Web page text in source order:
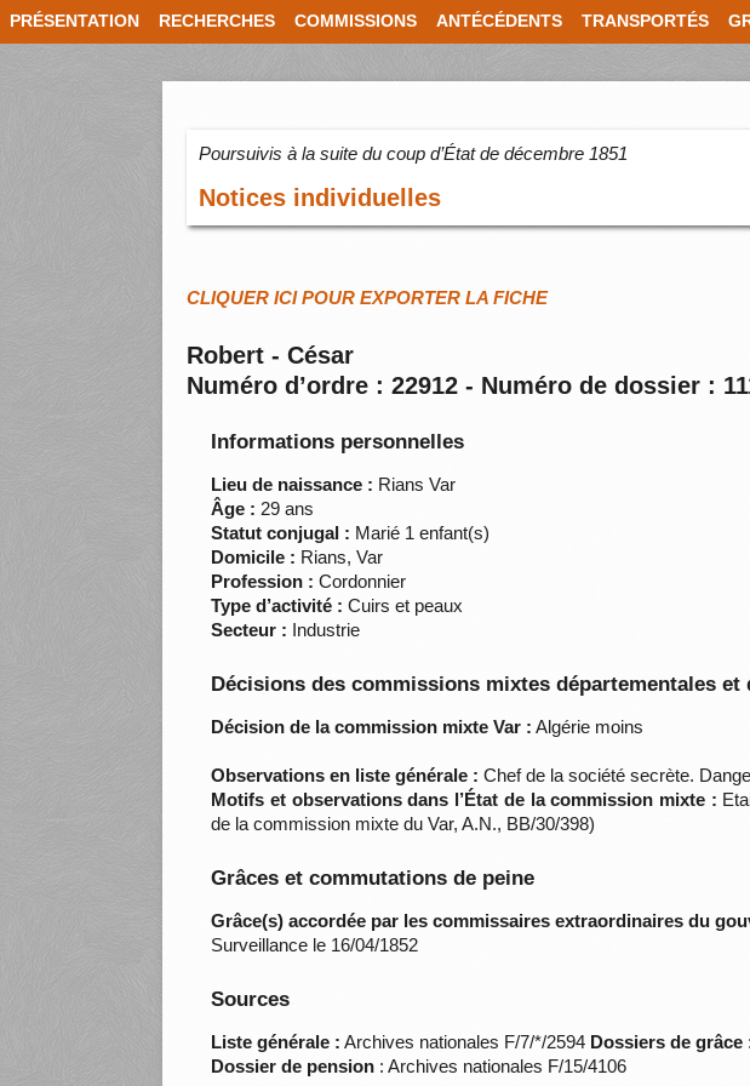
PRÉSENTATION RECHERCHES COMMISSIONS ANTÉCÉDENTS TRANSPORTÉS
Poursuivis à la suite du coup d’État de décembre 1851
Notices individuelles
CLIQUER ICI POUR EXPORTER LA FICHE
Robert - César
Numéro d’ordre : 22912 - Numéro de dossier :
Informations personnelles
Lieu de naissance : Rians Var
Âge : 29 ans
Statut conjugal : Marié 1 enfant(s)
Domicile : Rians, Var
Profession : Cordonnier
Type d’activité : Cuirs et peaux
Secteur : Industrie
Décisions des commissions mixtes départementales
Décision de la commission mixte Var : Algérie moins
Observations en liste générale : Chef de la société secrète.
Motifs et observations dans l’État de la commission mixte :
de la commission mixte du Var, A.N., BB/30/398)
Grâces et commutations de peine
Grâce(s) accordée par les commissaires extraordinaires du
Surveillance le 16/04/1852
Sources
Liste générale : Archives nationales F/7/*/2594 Dossiers de grâce
Dossier de pension : Archives nationales F/15/4106